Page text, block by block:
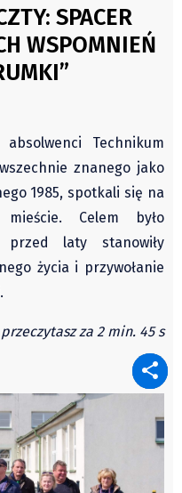
CZ
(archiwum)
(archiwum)
SPACER
WSPOMNIEŃ
Technikum
znanego jako
1985, spotkali się na
Celem było
przed laty stanowiły
życia i przywołanie
za 2 min. 45 s